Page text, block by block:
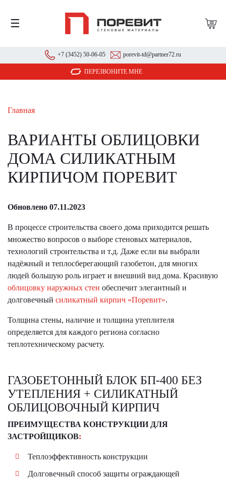
☰
+7 (3452) 50-06-05 porevit-td@partner72.ru
ПЕРЕЗВОНИТЕ МНЕ
Главная
ВАРИАНТЫ ОБЛИЦОВКИ
ДОМА СИЛИКАТНЫМ
КИРПИЧОМ ПОРЕВИТ
Обновлено 07.11.2023
В процессе строительства своего дома приходится решать
множество вопросов о выборе стеновых материалов,
технологий строительства и т.д. Даже если вы выбрали
надёжный и теплосберегающий газобетон, для многих
людей большую роль играет и внешний вид дома. Красивую
облицовку наружных стен обеспечит элегантный и
долговечный силикатный кирпич «Поревит».
Толщина стены, наличие и толщина утеплителя
определяется для каждого региона согласно
теплотехническому расчету.
ГАЗОБЕТОННЫЙ БЛОК БП-400 БЕЗ
УТЕПЛЕНИЯ + СИЛИКАТНЫЙ
ОБЛИЦОВОЧНЫЙ КИРПИЧ
ПРЕИМУЩЕСТВА КОНСТРУКЦИИ ДЛЯ
ЗАСТРОЙЩИКОВ:
Теплоэффективность конструкции
Долговечный способ защиты ограждающей